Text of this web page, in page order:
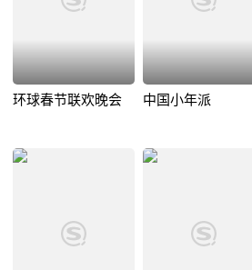
环球春节联欢晚会 中国小年派